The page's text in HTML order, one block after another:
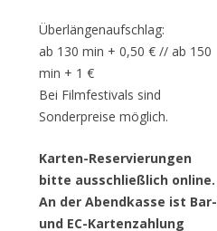
Überlängenaufschlag:
ab 130 min + 0,50 € // ab 150
min + 1 €
Bei Filmfestivals sind
Sonderpreise möglich.
Karten-Reservierungen
bitte ausschließlich online.
An der Abendkasse ist Bar-
und EC-Kartenzahlung